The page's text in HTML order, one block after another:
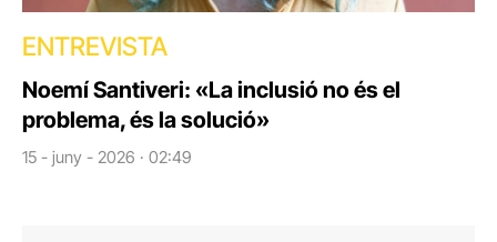
ENTREVISTA
Noemí Santiveri: «La inclusió no és el
problema, és la solució»
15 - juny - 2026 · 02:49